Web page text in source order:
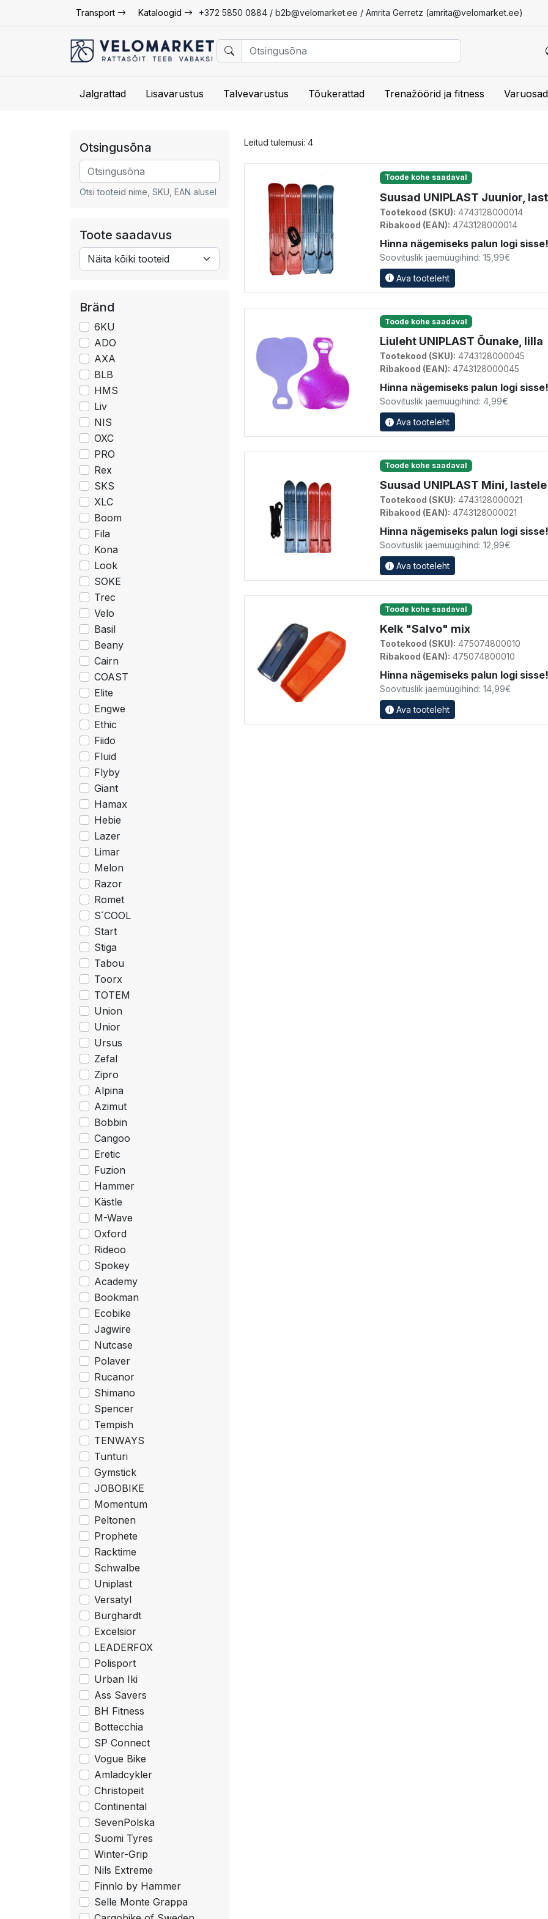
Transport Kataloogid +372 5850 0884 / b2b@velomarket.ee / Amrita Gerretz (amrita@velomarket.ee)
Jalgrattad Lisavarustus Talvevarustus Tõukerattad Trenažöörid ja fitness Varuosad
Otsingusõna
Otsi tooteid nime, SKU, EAN alusel
Toote saadavus
Bränd
6KU
ADO
AXA
BLB
HMS
Liv
NIS
OXC
PRO
Rex
SKS
XLC
Boom
Fila
Kona
Look
SOKE
Trec
Velo
Basil
Beany
Cairn
COAST
Elite
Engwe
Ethic
Fiido
Fluid
Flyby
Giant
Hamax
Hebie
Lazer
Limar
Melon
Razor
Romet
S´COOL
Start
Stiga
Tabou
Toorx
TOTEM
Union
Unior
Ursus
Zefal
Zipro
Alpina
Azimut
Bobbin
Cangoo
Eretic
Fuzion
Hammer
Kästle
M-Wave
Oxford
Rideoo
Spokey
Academy
Bookman
Ecobike
Jagwire
Nutcase
Polaver
Rucanor
Shimano
Spencer
Tempish
TENWAYS
Tunturi
Gymstick
JOBOBIKE
Momentum
Peltonen
Prophete
Racktime
Schwalbe
Uniplast
Versatyl
Burghardt
Excelsior
LEADERFOX
Polisport
Urban Iki
Ass Savers
BH Fitness
Bottecchia
SP Connect
Vogue Bike
Amladcykler
Christopeit
Continental
SevenPolska
Suomi Tyres
Winter-Grip
Nils Extreme
Finnlo by Hammer
Selle Monte Grappa
Leitud tulemusi: 4
Toode kohe saadaval
Suusad UNIPLAST Juunior,
Tootekood (SKU): 4743128000014
Ribakood (EAN): 4743128000014
Hinna nägemiseks palun logi
Soovituslik jaemüügihind: 15,99€
Ava tooteleht
Toode kohe saadaval
Liuleht UNIPLAST Õunake, lilla
Tootekood (SKU): 4743128000045
Ribakood (EAN): 4743128000045
Hinna nägemiseks palun logi
Soovituslik jaemüügihind: 4,99€
Ava tooteleht
Toode kohe saadaval
Suusad UNIPLAST Mini,
Tootekood (SKU): 4743128000021
Ribakood (EAN): 4743128000021
Hinna nägemiseks palun logi
Soovituslik jaemüügihind: 12,99€
Ava tooteleht
Toode kohe saadaval
Kelk "Salvo" mix
Tootekood (SKU): 475074800010
Ribakood (EAN): 475074800010
Hinna nägemiseks palun logi
Soovituslik jaemüügihind: 14,99€
Ava tooteleht